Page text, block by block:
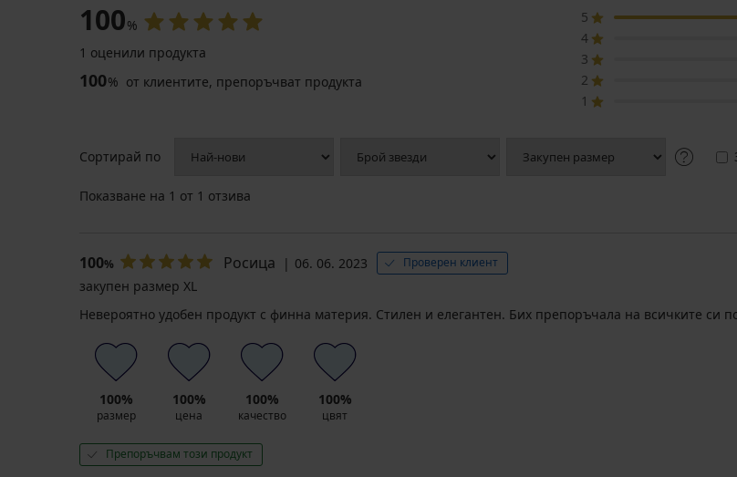
боксерки
George
€
лв.)
Безшевни
SilverPro
(33,23
лв.)
Разпродажба
Tender
3D
(20,52
лв.)
Първоначална цена
€
лв.)
Petrol
безшевни
(33,23
100%
1 оценили продукта
100% от клиентите, препоръчват продукта
5
4
3
2
1
Сортирай по
Показване на 1 от 1 отзива
100% Росица 06. 06. 2023 Проверен клиент
закупен размер XL
Невероятно удобен продукт с финна материя. Стилен и елегантен. Бих препоръчала на всичките си
100%
размер
100%
цена
100%
качество
100%
цвят
Препоръчвам този продукт